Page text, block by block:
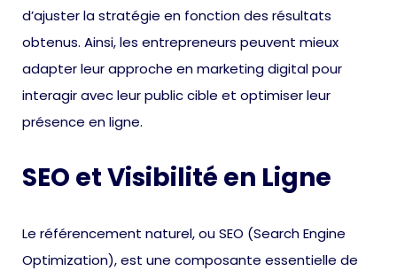
d’ajuster la stratégie en fonction des résultats
obtenus. Ainsi, les entrepreneurs peuvent mieux
adapter leur approche en marketing digital pour
interagir avec leur public cible et optimiser leur
présence en ligne.
SEO et Visibilité en Ligne
Le référencement naturel, ou SEO (Search Engine
Optimization), est une composante essentielle de